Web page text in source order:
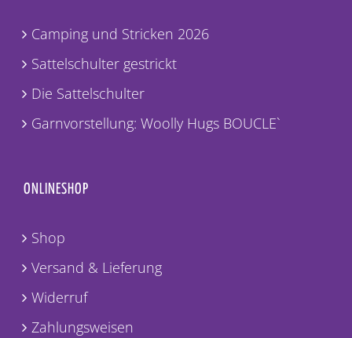
Camping und Stricken 2026
Sattelschulter gestrickt
Die Sattelschulter
Garnvorstellung: Woolly Hugs BOUCLE`
ONLINESHOP
Shop
Versand & Lieferung
Widerruf
Zahlungsweisen